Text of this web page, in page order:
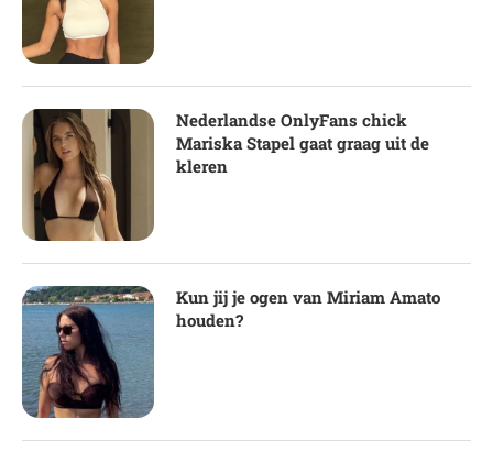
Nederlandse OnlyFans chick
Mariska Stapel gaat graag uit de
kleren
Kun jij je ogen van Miriam Amato
houden?